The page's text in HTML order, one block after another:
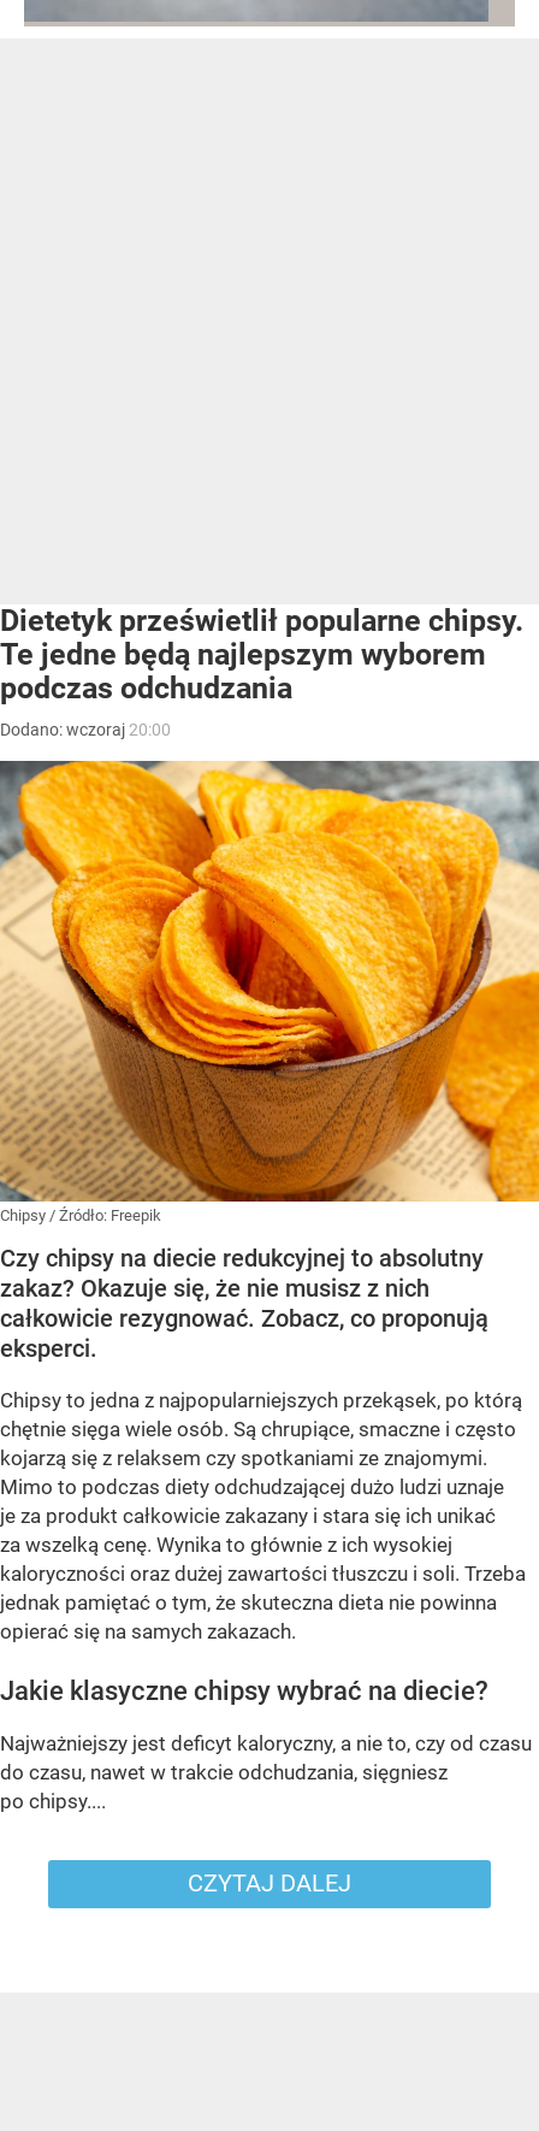
Dietetyk prześwietlił popularne chipsy.
Te jedne będą najlepszym wyborem
podczas odchudzania
Dodano:wczoraj 20:00
Chipsy / Źródło: Freepik
Czy chipsy na diecie redukcyjnej to absolutny
zakaz? Okazuje się, że nie musisz z nich
całkowicie rezygnować. Zobacz, co proponują
eksperci.
Chipsy to jedna z najpopularniejszych przekąsek, po którą
chętnie sięga wiele osób. Są chrupiące, smaczne i często
kojarzą się z relaksem czy spotkaniami ze znajomymi.
Mimo to podczas diety odchudzającej dużo ludzi uznaje
je za produkt całkowicie zakazany i stara się ich unikać
za wszelką cenę. Wynika to głównie z ich wysokiej
kaloryczności oraz dużej zawartości tłuszczu i soli. Trzeba
jednak pamiętać o tym, że skuteczna dieta nie powinna
opierać się na samych zakazach.
Jakie klasyczne chipsy wybrać na diecie?
Najważniejszy jest deficyt kaloryczny, a nie to, czy od czasu
do czasu, nawet w trakcie odchudzania, sięgniesz
po chipsy....
CZYTAJ DALEJ